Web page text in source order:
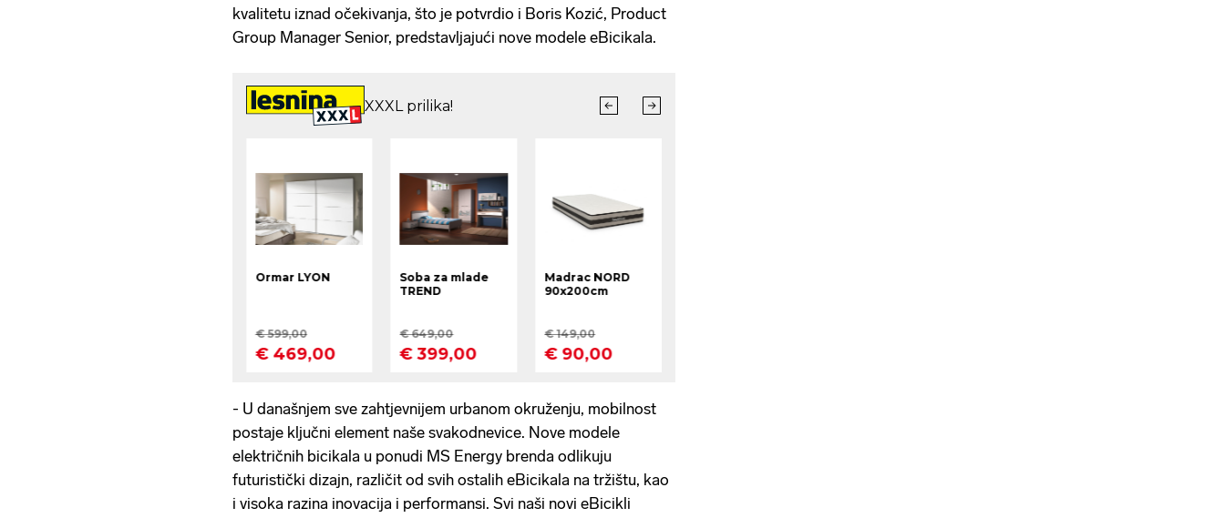
kvalitetu iznad očekivanja, što je potvrdio i Boris Kozić, Product
Group Manager Senior, predstavljajući nove modele eBicikala.
- U današnjem sve zahtjevnijem urbanom okruženju, mobilnost
postaje ključni element naše svakodnevice. Nove modele
električnih bicikala u ponudi MS Energy brenda odlikuju
futuristički dizajn, različit od svih ostalih eBicikala na tržištu, kao
i visoka razina inovacija i performansi. Svi naši novi eBicikli